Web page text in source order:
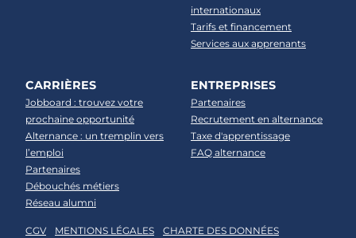
internationaux
Tarifs et financement
Services aux apprenants
CARRIÈRES
Jobboard : trouvez votre
prochaine opportunité
Alternance : un tremplin vers
l’emploi
Partenaires
Débouchés métiers
Réseau alumni
ENTREPRISES
Partenaires
Recrutement en alternance
Taxe d'apprentissage
FAQ alternance
CGV MENTIONS LÉGALES CHARTE DES DONNÉES